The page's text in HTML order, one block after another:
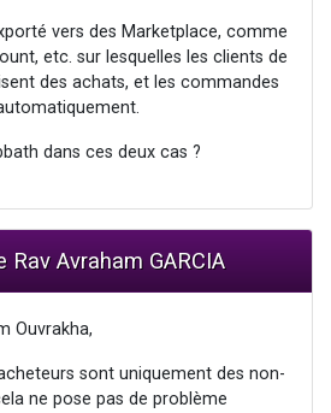
vers des Marketplace, comme
etc. sur lesquelles les clients de
des achats, et les commandes
dans ces deux cas ?
Avraham GARCIA
Ouvrakha,
sont uniquement des non-
ne pose pas de problème